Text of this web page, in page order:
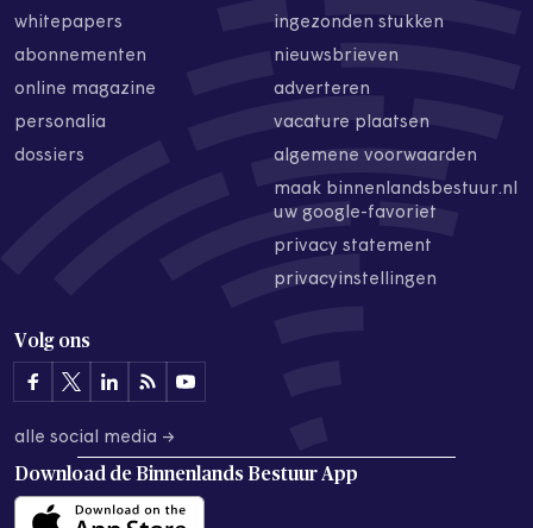
whitepapers
abonnementen
online magazine
personalia
dossiers
ingezonden stukken
nieuwsbrieven
adverteren
vacature plaatsen
algemene voorwaarden
maak binnenlandsbestuur.nl
uw google-favoriet
privacy statement
privacyinstellingen
Volg ons
alle social media →
Download de Binnenlands Bestuur App